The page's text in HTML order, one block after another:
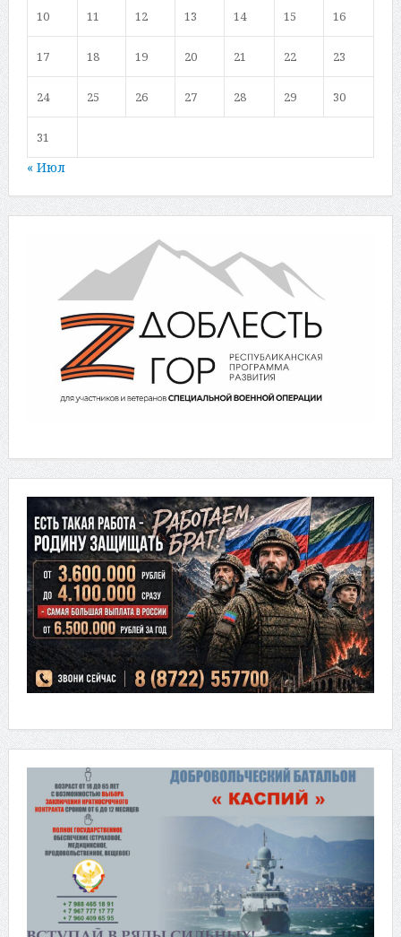
10 11 12 13 14 15 16
17 18 19 20 21 22 23
24 25 26 27 28 29 30
31
« Июл